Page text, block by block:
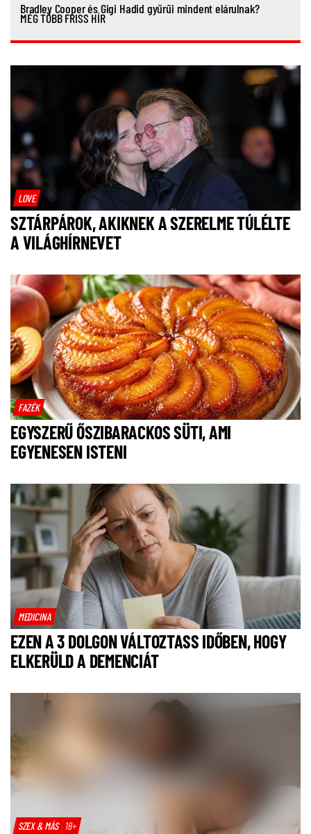
Bradley Cooper és Gigi Hadid gyűrűi mindent elárulnak?
MÉG TÖBB FRISS HÍR
LOVE
SZTÁRPÁROK, AKIKNEK A SZERELME TÚLÉLTE
A VILÁGHÍRNEVET
FAZÉK
EGYSZERŰ ŐSZIBARACKOS SÜTI, AMI
EGYENESEN ISTENI
MEDICINA
EZEN A 3 DOLGON VÁLTOZTASS IDŐBEN, HOGY
ELKERÜLD A DEMENCIÁT
SZEX & MÁS 18+